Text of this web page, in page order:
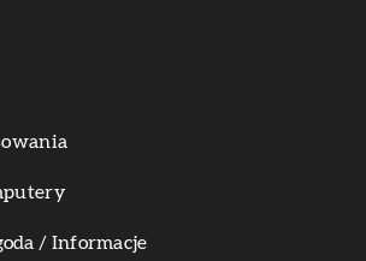
/ Informacje